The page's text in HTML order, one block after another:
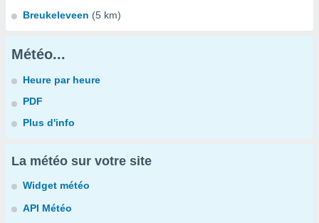
Breukeleveen (5 km)
Météo...
Heure par heure
PDF
Plus d'info
La météo sur votre site
Widget météo
API Météo